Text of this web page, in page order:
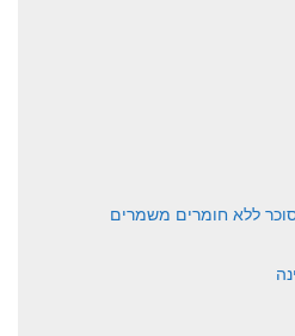
ללא חומרים משמרים